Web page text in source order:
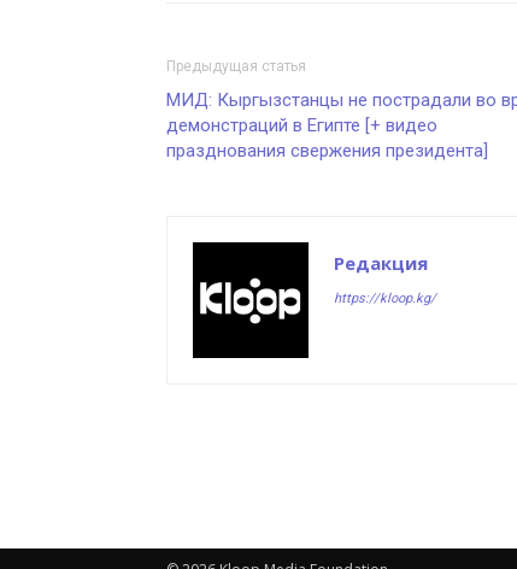
Предыдущая статья
МИД: Кыргызстанцы не пострадали во
демонстраций в Египте [+ видео
празднования свержения президента]
Редакция
https://kloop.kg/